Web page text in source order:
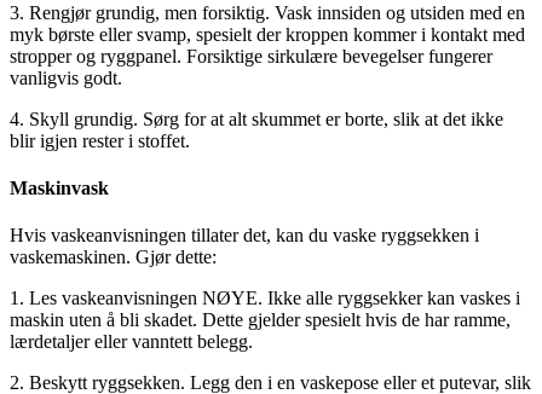
3. Rengjør grundig, men forsiktig. Vask innsiden og utsiden med en
myk børste eller svamp, spesielt der kroppen kommer i kontakt med
stropper og ryggpanel. Forsiktige sirkulære bevegelser fungerer
vanligvis godt.
4. Skyll grundig. Sørg for at alt skummet er borte, slik at det ikke
blir igjen rester i stoffet.
Maskinvask
Hvis vaskeanvisningen tillater det, kan du vaske ryggsekken i
vaskemaskinen. Gjør dette:
1. Les vaskeanvisningen NØYE. Ikke alle ryggsekker kan vaskes i
maskin uten å bli skadet. Dette gjelder spesielt hvis de har ramme,
lærdetaljer eller vanntett belegg.
2. Beskytt ryggsekken. Legg den i en vaskepose eller et putevar, slik